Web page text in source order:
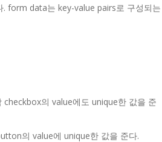
form data는 key-value pairs로 구성되는
의 value에도 unique한 값을 준
의 value에 unique한 값을 준다.